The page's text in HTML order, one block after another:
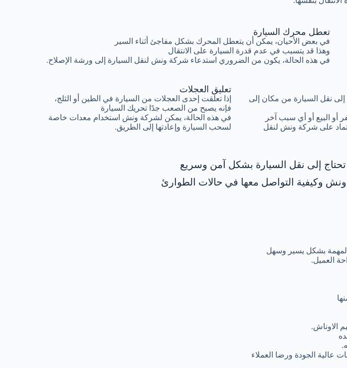
تعطل محرك السيارة
في بعض الأحيان، يمكن أن يتعطل المحرك بشكل مفاجئ أثناء السير
وهذا قد يتسبب في عدم قدرة السيارة على الانتقال
في هذه الحالة، يكون من الضروري استدعاء شركة ونش لنقل السيارة إلى ورشة الإصلاح.
تعليق العجلات
إذا تعلقت إحدى العجلات من السيارة في الطين أو الثلج،
فإنه يصبح من الصعب جدًا تحريك السيارة
في هذه الحالة، يمكن لشركة ونش استخدام معدات خاصة
لسحب السيارة وإعادتها إلى الطريق.
نقل السيارة من مكان إلى
البيع أو أي سبب آخر
على شركة ونش لنقل
إلى نقل السيارة بشكل آمن وسريع
وكيفية التواصل معها في حالات الطوارئ
بشكل يسير وسهل
العميل.
الاوناش.
عالية الجودة ورضا العملاء